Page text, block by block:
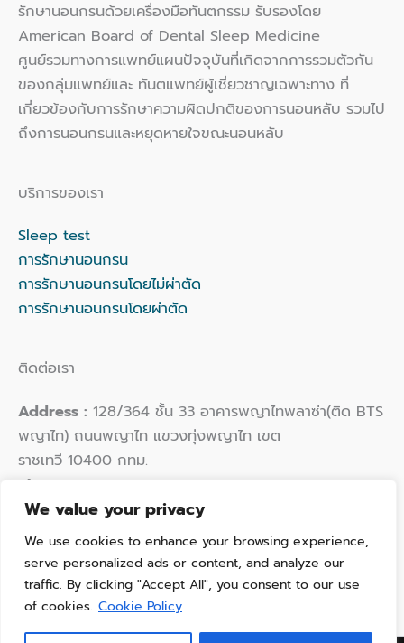
We value your privacy
We use cookies to enhance your browsing experience,
serve personalized ads or content, and analyze our
traffic. By clicking "Accept All", you consent to our use
of cookies. Cookie Policy
รักษานอนกรนด้วยเครื่องมือทันตกรรม รับรองโดย
American Board of Dental Sleep Medicine
ศูนย์รวมทางการแพทย์แผนปัจจุบันที่เกิดจากการรวมตัวกัน
ของกลุ่มแพทย์และ ทันตแพทย์ผู้เชี่ยวชาญเฉพาะทาง ที่
เกี่ยวข้องกับการรักษาความผิดปกติของการนอนหลับ รวมไป
ถึงการนอนกรนและหยุดหายใจขณะนอนหลับ
บริการของเรา
Sleep test
การรักษานอนกรน
การรักษานอนกรนโดยไม่ผ่าตัด
การรักษานอนกรนโดยผ่าตัด
ติดต่อเรา
Address : 128/364 ชั้น 33 อาคารพญาไทพลาซ่า(ติด BTS
พญาไท) ถนนพญาไท แขวงทุ่งพญาไท เขต
ราชเทวี 10400 กทม.
Phone :
Email :hello@thaisleepwellness.com